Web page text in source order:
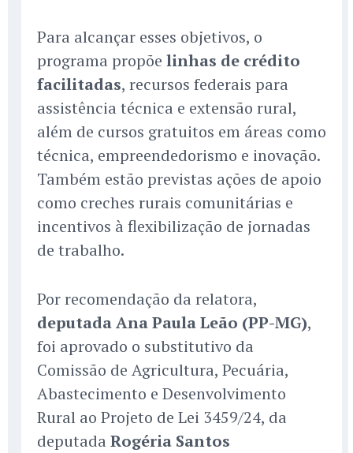
Para alcançar esses objetivos, o
programa propõe linhas de crédito
facilitadas, recursos federais para
assistência técnica e extensão rural,
além de cursos gratuitos em áreas como
técnica, empreendedorismo e inovação.
Também estão previstas ações de apoio
como creches rurais comunitárias e
incentivos à flexibilização de jornadas
de trabalho.
Por recomendação da relatora,
deputada Ana Paula Leão (PP-MG),
foi aprovado o substitutivo da
Comissão de Agricultura, Pecuária,
Abastecimento e Desenvolvimento
Rural ao Projeto de Lei 3459/24, da
deputada Rogéria Santos